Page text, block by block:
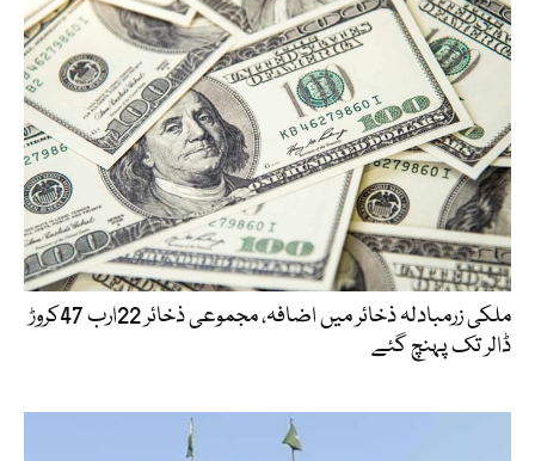
ملکی زرمبادلہ ذخائر میں اضافہ، مجموعی ذخائر 22ارب 47کروڑ
ڈالر تک پہنچ گئے